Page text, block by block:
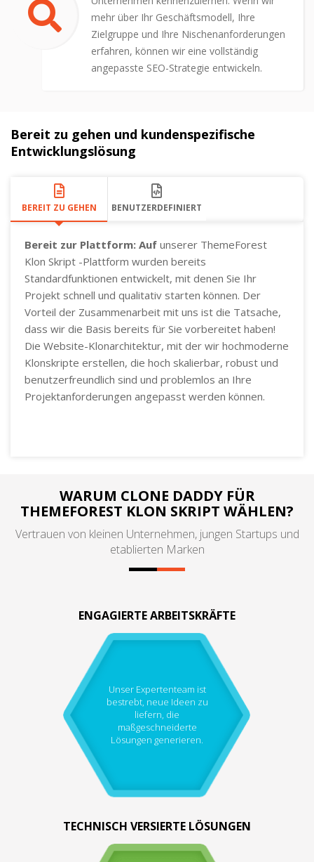
mehr über Ihr Geschäftsmodell, Ihre
Zielgruppe und Ihre Nischenanforderungen
erfahren, können wir eine vollständig
angepasste SEO-Strategie entwickeln.
Bereit zu gehen und kundenspezifische
Entwicklungslösung
BEREIT ZU GEHEN BENUTZERDEFINIERT
Bereit zur Plattform: Auf unserer ThemeForest
Klon Skript -Plattform wurden bereits
Standardfunktionen entwickelt, mit denen Sie Ihr
Projekt schnell und qualitativ starten können. Der
Vorteil der Zusammenarbeit mit uns ist die Tatsache,
dass wir die Basis bereits für Sie vorbereitet haben!
Die Website-Klonarchitektur, mit der wir hochmoderne
Klonskripte erstellen, die hoch skalierbar, robust und
benutzerfreundlich sind und problemlos an Ihre
Projektanforderungen angepasst werden können.
WARUM CLONE DADDY FÜR
THEMEFOREST KLON SKRIPT WÄHLEN?
Vertrauen von kleinen Unternehmen, jungen Startups und
etablierten Marken
ENGAGIERTE ARBEITSKRÄFTE
Unser Expertenteam ist
bestrebt, neue Ideen zu
liefern, die
maßgeschneiderte
Lösungen generieren.
TECHNISCH VERSIERTE LÖSUNGEN